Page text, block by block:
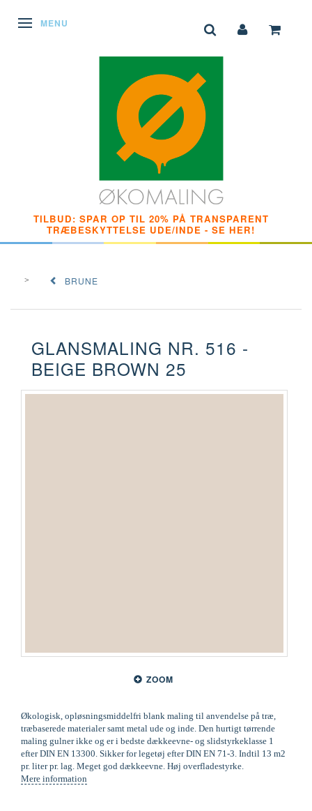
SKIFTE NAVIGATION
MENU
TILBUD: SPAR OP TIL 20% PÅ TRANSPARENT
TRÆBESKYTTELSE UDE/INDE - SE HER!
BRUNE
GLANSMALING NR. 516 -
BEIGE BROWN 25
ZOOM
Økologisk, opløsningsmiddelfri blank maling til anvendelse på træ,
træbaserede materialer samt metal ude og inde. Den hurtigt tørrende
maling gulner ikke og er i bedste dækkeevne- og slidstyrkeklasse 1
efter DIN EN 13300. Sikker for legetøj efter DIN EN 71-3. Indtil 13 m2
pr. liter pr. lag. Meget god dækkeevne. Høj overfladestyrke.
Mere information